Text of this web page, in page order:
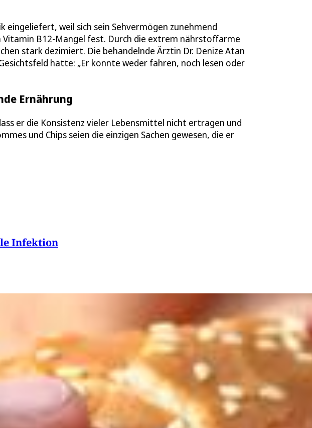
eingeliefert, weil sich sein Sehvermögen zunehmend
B12-Mangel fest. Durch die extrem nährstoffarme
stark dezimiert. Die behandelnde Ärztin Dr. Denize Atan
hatte: „Er konnte weder fahren, noch lesen oder
Ernährung
er die Konsistenz vieler Lebensmittel nicht ertragen und
und Chips seien die einzigen Sachen gewesen, die er
Infektion